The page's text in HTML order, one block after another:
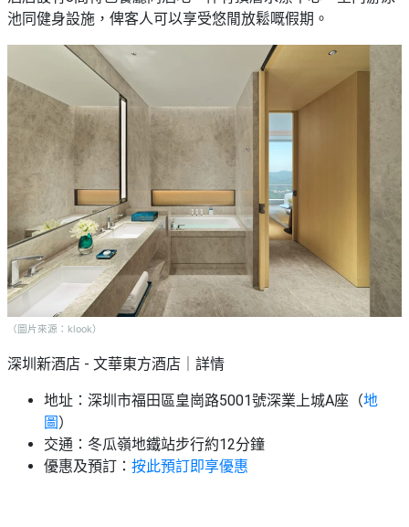
池同健身設施，俾客人可以享受悠閒放鬆嘅假期。
（圖片來源：klook）
深圳新酒店 - 文華東方酒店｜詳情
地址：深圳市福田區皇崗路5001號深業上城A座（地
圖）
交通：冬瓜嶺地鐵站步行約12分鐘
優惠及預訂： 按此預訂即享優惠